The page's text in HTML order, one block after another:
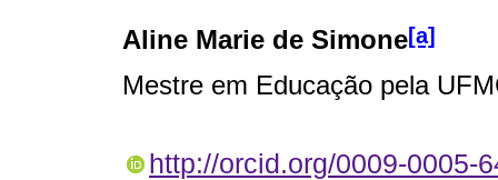
Aline Marie de Simone[a]
Mestre em Educação pela
http://orcid.org/0009-0005-